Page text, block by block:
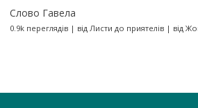
Слово Гавела
0.9k переглядів| від Листи до приятелів| від